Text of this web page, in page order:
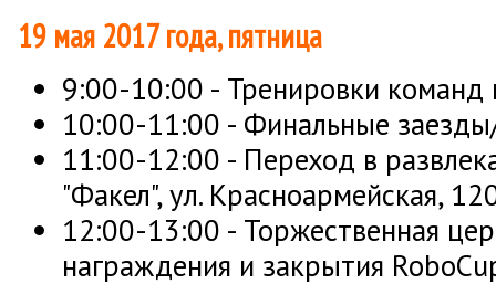
19 мая 2017 года, пятница
9:00-10:00 - Тренировки команд
10:00-11:00 - Финальные
11:00-12:00 - Переход в
"Факел", ул. Красноармейская,
12:00-13:00 - Торжественная
награждения и закрытия